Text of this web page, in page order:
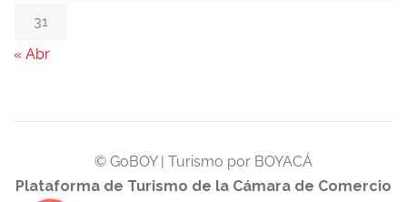
31
« Abr
© GoBOY | Turismo por BOYACÁ
Plataforma de Turismo de la Cámara de Comercio